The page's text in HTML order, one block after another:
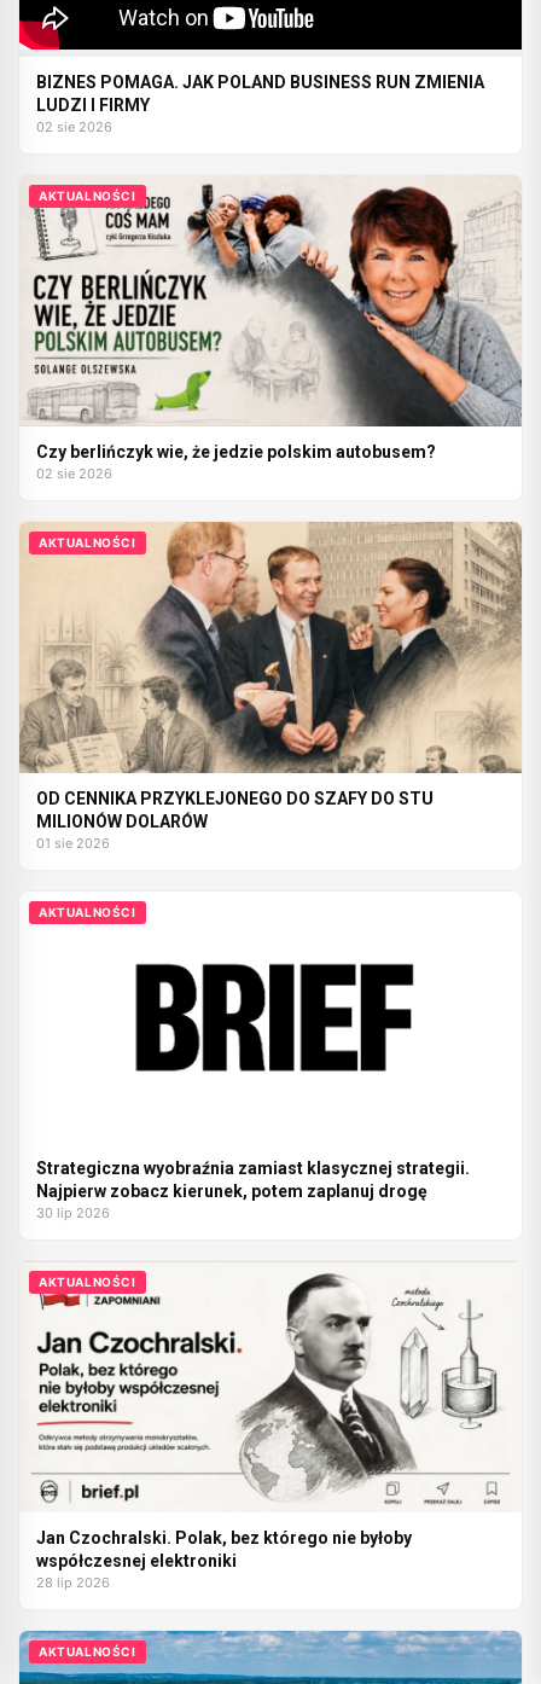
BIZNES POMAGA. JAK POLAND BUSINESS RUN ZMIENIA
LUDZI I FIRMY
02 sie 2026
AKTUALNOŚCI
Czy berlińczyk wie, że jedzie polskim autobusem?
02 sie 2026
AKTUALNOŚCI
OD CENNIKA PRZYKLEJONEGO DO SZAFY DO STU
MILIONÓW DOLARÓW
01 sie 2026
AKTUALNOŚCI
Strategiczna wyobraźnia zamiast klasycznej strategii.
Najpierw zobacz kierunek, potem zaplanuj drogę
30 lip 2026
AKTUALNOŚCI
Jan Czochralski. Polak, bez którego nie byłoby
współczesnej elektroniki
28 lip 2026
AKTUALNOŚCI